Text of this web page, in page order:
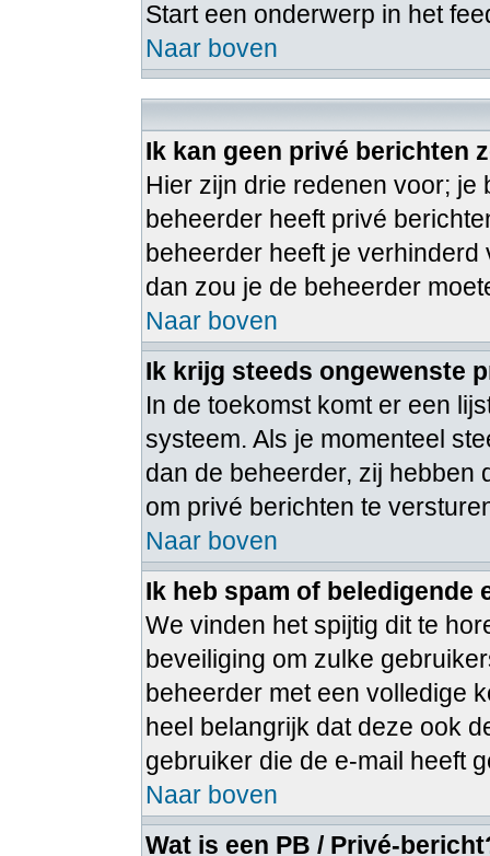
Start een onderwerp in het
Naar boven
Ik kan geen privé berichten
Hier zijn drie redenen voor; je
beheerder heeft privé
beheerder heeft je
dan zou je de beheerder
Naar boven
Ik krijg steeds ongewenste
In de toekomst komt er een
systeem. Als je momenteel
dan de beheerder, zij hebben
om privé berichten te
Naar boven
Ik heb spam of beledigende
We vinden het spijtig dit te
beveiliging om zulke
beheerder met een volledige
heel belangrijk dat deze ook
gebruiker die de e-mail heeft
Naar boven
Wat is een PB / Privé-